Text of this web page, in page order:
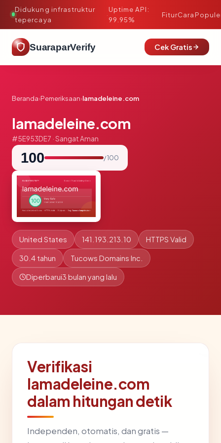
Didukung infrastruktur
tepercaya
·
Uptime API:
99.95%
FiturCara
SuaraparVerify Cek Gratis
Beranda›Pemeriksaan›lamadeleine.com
lamadeleine.com
#5E953DE7 · Sangat Aman
100 / 100
United States 141.193.213.10 HTTPS Valid
30.4 tahun Tucows Domains Inc.
Diperbarui3 bulan yang lalu
Verifikasi
lamadeleine.com
dalam hitungan detik
Independen, otomatis, dan gratis —